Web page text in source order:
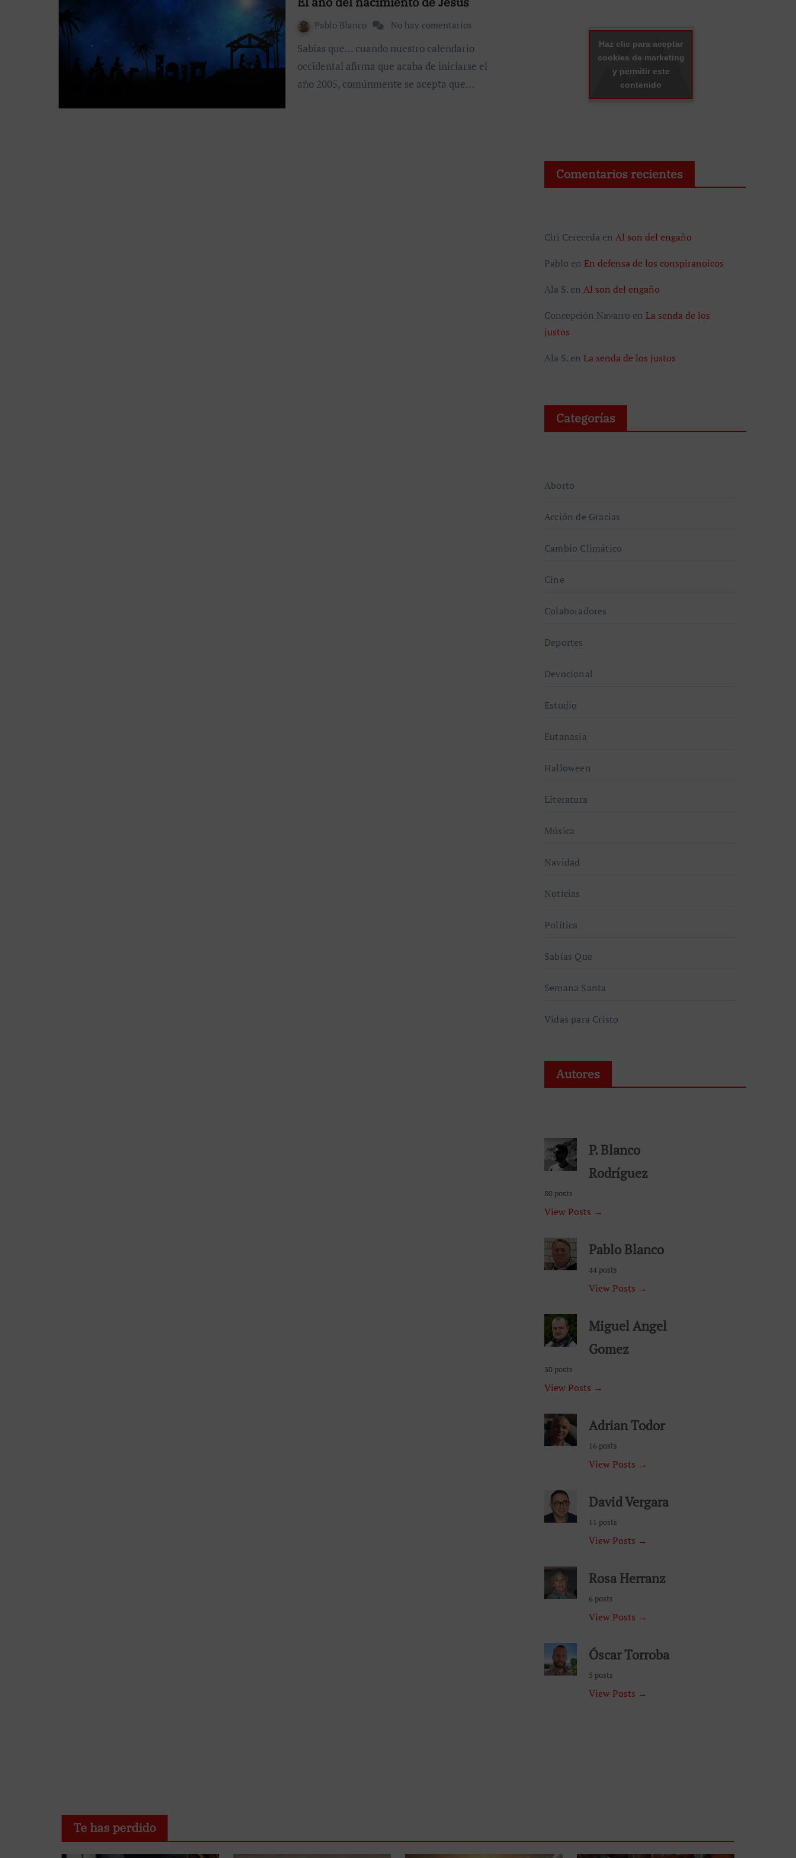
Pablo Blanco No hay comentarios
Sabías que… cuando nuestro calendario
occidental afirma que acaba de iniciarse el
año 2005, comúnmente se acepta que…
Haz clic para aceptar
cookies de marketing
y permitir este
contenido
Comentarios recientes
Ciri Cereceda en Al son del engaño
Pablo en En defensa de los conspiranoicos
Ala S. en Al son del engaño
Concepción Navarro en La senda de los
justos
Ala S. en La senda de los justos
Categorías
Aborto
Acción de Gracias
Cambio Climático
Cine
Colaboradores
Deportes
Devocional
Estudio
Eutanasia
Halloween
Literatura
Música
Navidad
Noticias
Política
Sabías Que
Semana Santa
Vidas para Cristo
Autores
P. Blanco
Rodríguez
80 posts
View Posts →
Pablo Blanco
44 posts
View Posts →
Miguel Angel
Gomez
30 posts
View Posts →
Adrian Todor
16 posts
View Posts →
David Vergara
11 posts
View Posts →
Rosa Herranz
6 posts
View Posts →
Óscar Torroba
5 posts
View Posts →
Te has perdido